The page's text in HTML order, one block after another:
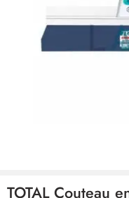
TOTAL Couteau